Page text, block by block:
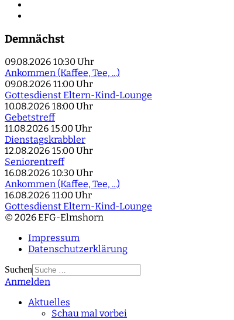
Demnächst
09.08.2026 10:30 Uhr
Ankommen (Kaffee, Tee, ...)
09.08.2026 11:00 Uhr
Gottesdienst Eltern-Kind-Lounge
10.08.2026 18:00 Uhr
Gebetstreff
11.08.2026 15:00 Uhr
Dienstagskrabbler
12.08.2026 15:00 Uhr
Seniorentreff
16.08.2026 10:30 Uhr
Ankommen (Kaffee, Tee, ...)
16.08.2026 11:00 Uhr
Gottesdienst Eltern-Kind-Lounge
© 2026 EFG-Elmshorn
Impressum
Datenschutzerklärung
Suchen
Type 2 or more
Anmelden
Aktuelles
Schau mal vorbei